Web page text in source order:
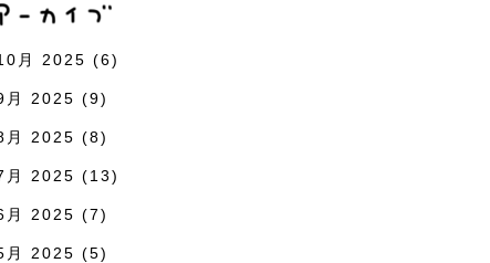
月 2025 (6)
月 2025 (9)
月 2025 (8)
月 2025 (13)
月 2025 (7)
月 2025 (5)